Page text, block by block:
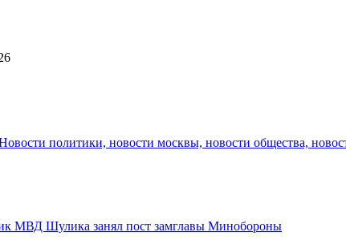
политики, новости москвы, новости общества,
МВД Шулика занял пост замглавы Минобороны